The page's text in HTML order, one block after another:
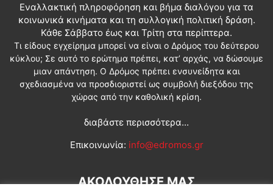
Εναλλακτική πληροφόρηση και βήμα διαλόγου για τα
κοινωνικά κινήματα και τη συλλογική πολιτική δράση.
Κάθε Σάββατο έως και Τρίτη στα περίπτερα.
Τι είδους εγχείρημα μπορεί να είναι ο Δρόμος του δεύτερου
κύκλου; Σε αυτό το ερώτημα πρέπει, κατ’ αρχάς, να δώσουμε
μιαν απάντηση. Ο Δρόμος πρέπει ενσυνείδητα και
σχεδιασμένα να προσδιοριστεί ως συμβολή διεξόδου της
χώρας από την καθολική κρίση.
διαβάστε περισσότερα...
Επικοινωνία: info@edromos.gr
ΑΚΟΛΟΥΘΗΣΕ ΜΑΣ